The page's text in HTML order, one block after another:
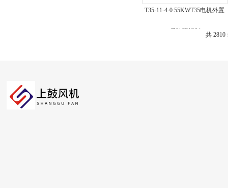
T35-11-4-0.55KWT35电机外置
共